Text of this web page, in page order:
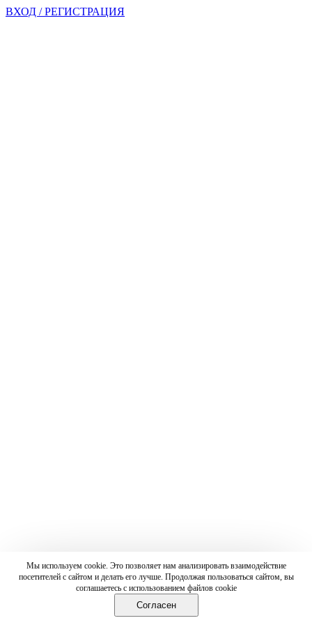
ВХОД / РЕГИСТРАЦИЯ
Мы используем cookie. Это позволяет нам анализировать взаимодействие
посетителей с сайтом и делать его лучше. Продолжая пользоваться сайтом, вы
соглашаетесь с использованием файлов cookie
Согласен